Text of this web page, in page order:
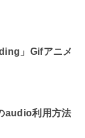
」Gifアニメ
audio利用方法